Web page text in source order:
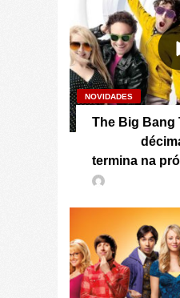
NOVIDADES
The Big Bang
termina na